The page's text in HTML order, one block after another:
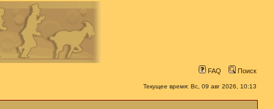
FAQ Поиск
Текущее время: Вс, 09 авг 2026, 10:13